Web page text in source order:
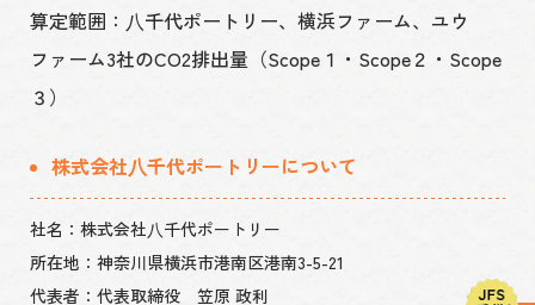
算定範囲：⼋千代ポートリー、横浜ファーム、ユウ
ファーム3社のCO2排出量（Scope１・Scope２・Scope
３）
株式会社⼋千代ポートリーについて
社名：株式会社⼋千代ポートリー
所在地：神奈川県横浜市港南区港南3-5-21
代表者：代表取締役 笠原 政利